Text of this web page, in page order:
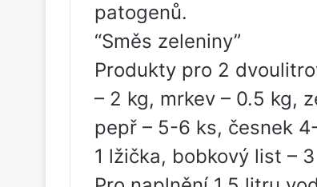
patogenů.
“Směs zeleniny”
Produkty pro 2
– 2 kg, mrkev – 0.5 kg,
pepř – 5-6 ks, česnek
1 lžička, bobkový list –